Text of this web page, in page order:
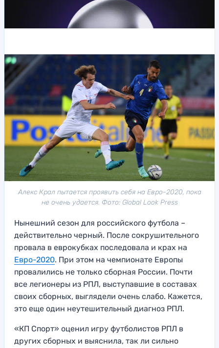
Алекс Крал пытается проявить себя на Евро-2020, пока
не очень удается. Фото: Global Look Press
Нынешний сезон для российского футбола –
действительно черный. После сокрушительного
провала в еврокубках последовала и крах на
Евро-2020. При этом на чемпионате Европы
провалились не только сборная России. Почти
все легионеры из РПЛ, выступавшие в составах
своих сборных, выглядели очень слабо. Кажется,
это еще один неутешительный диагноз РПЛ.
«КП Спорт» оценил игру футболистов РПЛ в
других сборных и выяснила, так ли сильно